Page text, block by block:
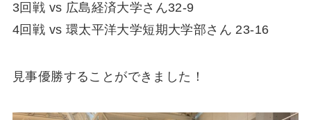
3回戦 vs 広島経済大学さん32-9
4回戦 vs 環太平洋大学短期大学部さん 23-16
見事優勝することができました！